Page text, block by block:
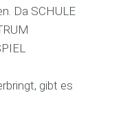
Da SCHULE
gibt es